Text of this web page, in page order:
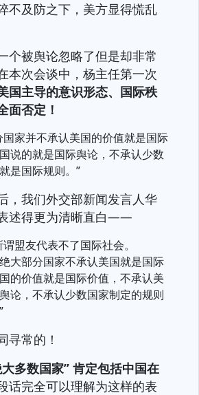
不及防之下，美方显得慌乱
个被舆论忽略了但是却非常
本次会谈中，杨主任第一次
国主导的意识形态、国际秩
面否定！
国家并不承认美国的价值就是国际
说的就是国际舆论，不承认少数
是国际规则。”
，我们外交部新闻发言人华
述得更为清晰直白——
盟友代表不了国际社会。
大部分国家不承认美国就是国际
的价值就是国际价值，不承认美
论，不承认少数国家制定的规则
寻常的！
多数国家” 肯定包括中国在
话完全可以理解为这样的表